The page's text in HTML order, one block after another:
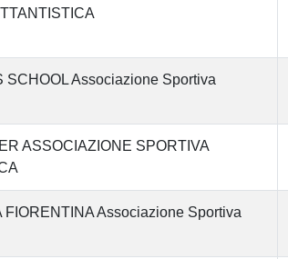
SCHOOL Associazione Sportiva
ASSOCIAZIONE SPORTIVA
FIORENTINA Associazione Sportiva